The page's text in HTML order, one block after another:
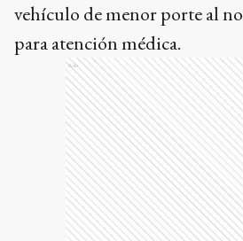
vehículo de menor porte al
para atención médica.
Ads